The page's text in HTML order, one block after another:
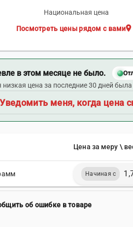
Национальная цена
location_on
Посмотреть цены рядом с вами
в этом месяце не было.
цена за последние 30 дней
Уведомить меня, когда цена
Цена за меру \
Начиная с
об ошибке в товаре